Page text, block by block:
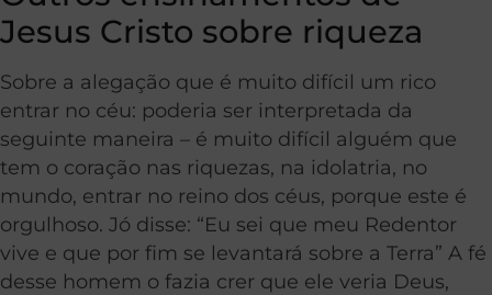
Jesus Cristo sobre riqueza
Sobre a alegação que é muito difícil um rico
entrar no céu: poderia ser interpretada da
seguinte maneira – é muito difícil alguém que
tem o coração nas riquezas, na idolatria, no
mundo, entrar no reino dos céus, porque este é
orgulhoso. Jó disse: “Eu sei que meu Redentor
vive e que por fim se levantará sobre a Terra” A fé
desse homem o fazia crer que ele veria Deus,